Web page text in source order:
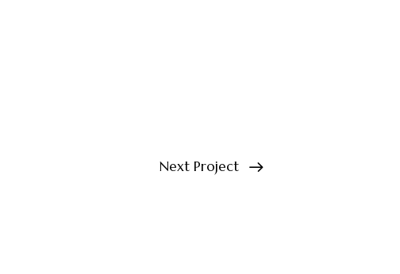
Next Project